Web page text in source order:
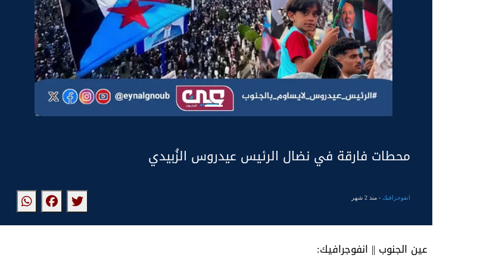
محطات فارقة في نضال الرئيس عيدروس الزُبيدي
انفوجرافيك- منذ 2 شهر
عين الجنوب || انفوجرافيك: